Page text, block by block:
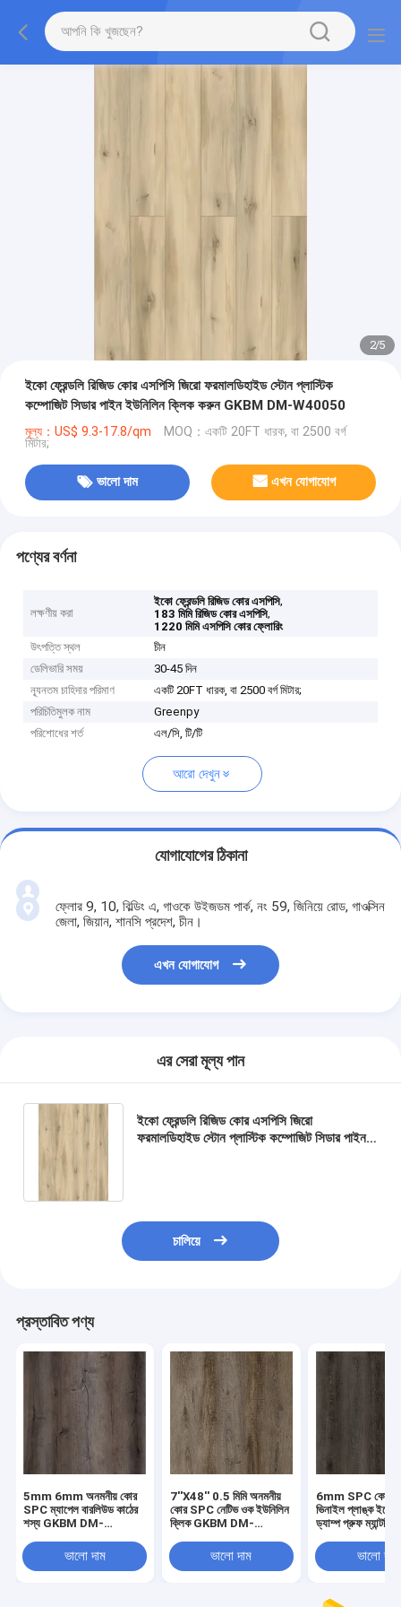
2/5
ইকো ফ্রেন্ডলি রিজিড কোর এসপিসি জিরো ফরমালডিহাইড স্টোন প্লাস্টিক
কম্পোজিট সিডার পাইন ইউনিলিন ক্লিক করুন GKBM DM-W40050
মূল্য：US$ 9.3-17.8/qm MOQ：একটি 20FT ধারক, বা 2500 বর্গ
মিটার;
ভালো দাম এখন যোগাযোগ
পণ্যের বর্ণনা
লক্ষণীয় করা
ইকো ফ্রেন্ডলি রিজিড কোর এসপিসি,
183 মিমি রিজিড কোর এসপিসি,
1220 মিমি এসপিসি কোর ফ্লোরিং
উৎপত্তি স্থল
চীন
ডেলিভারি সময়
30-45 দিন
ন্যূনতম চাহিদার পরিমাণ
একটি 20FT ধারক, বা 2500 বর্গ মিটার;
পরিচিতিমুলক নাম
Greenpy
পরিশোধের শর্ত
এল/সি, টি/টি
আরো দেখুন
যোগাযোগের ঠিকানা
ফ্লোর 9, 10, বিল্ডিং এ, গাওকে উইজডম পার্ক, নং 59, জিনিয়ে রোড, গাওক্সিন
জেলা, জিয়ান, শানসি প্রদেশ, চীন।
এখন যোগাযোগ
এর সেরা মূল্য পান
ইকো ফ্রেন্ডলি রিজিড কোর এসপিসি জিরো
ফরমালডিহাইড স্টোন প্লাস্টিক কম্পোজিট সিডার পাইন
চালিয়ে
প্রস্তাবিত পণ্য
5mm 6mm অনমনীয় কোর
SPC ম্যাপেল বারলিউড কাঠের
শস্য GKBM DM-
ভালো দাম
7''X48'' 0.5 মিমি অনমনীয়
কোর SPC নেটিভ ওক ইউনিলিন
ক্লিক GKBM DM-
ভালো দাম
6mm SPC কোর
ভিনাইল প্লাঙ্ক ইকো
ড্যাম্প প্রুফ ম্যান্টলিং
ভালো দাম